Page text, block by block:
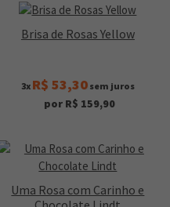
Brisa de Rosas Yellow
3x R$ 53,30sem juros
por R$ 159,90
Uma Rosa com Carinho e